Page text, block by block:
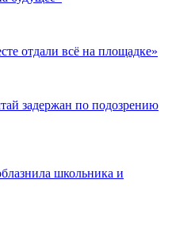
отдали всё на площадке»
задержан по подозрению
школьника и